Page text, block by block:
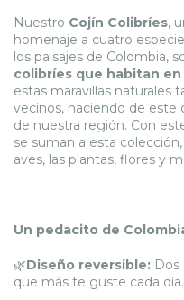
Nuestro Cojín Colibríes,
homenaje a cuatro
los paisajes de Colombia,
colibríes que habitan
estas maravillas naturales
vecinos, haciendo de este
de nuestra región. Con
se suman a esta
aves, las plantas, flores y
Un pedacito de
🌿Diseño reversible: Dos
que más te guste cada día.